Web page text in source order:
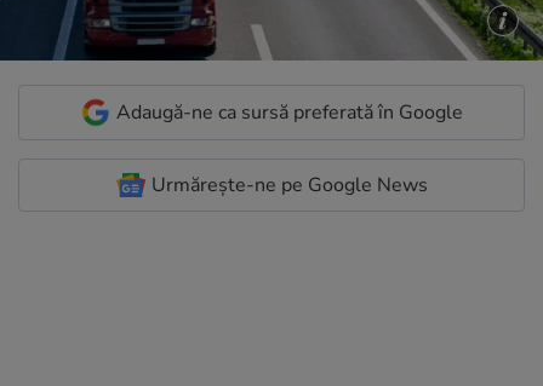
Adaugă-ne ca sursă preferată în Google
Urmărește-ne pe Google News